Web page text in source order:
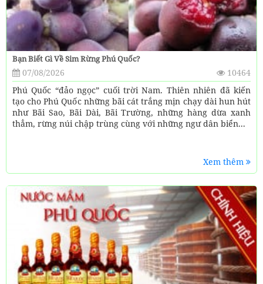
Bạn Biết Gì Về Sim Rừng Phú Quốc?
07/08/2026
10464
Phú Quốc “đảo ngọc” cuối trời Nam. Thiên nhiên đã kiến
tạo cho Phú Quốc những bãi cát trắng mịn chạy dài hun hút
như Bãi Sao, Bãi Dài, Bãi Trường, những hàng dừa xanh
thẳm, rừng núi chập trùng cùng với những ngư dân biển...
Xem thêm